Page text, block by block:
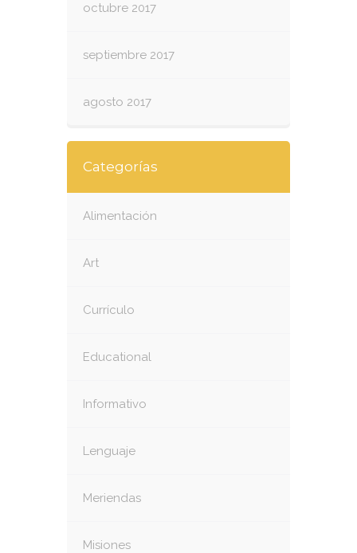
octubre 2017
septiembre 2017
agosto 2017
Categorías
Alimentación
Art
Currículo
Educational
Informativo
Lenguaje
Meriendas
Misiones